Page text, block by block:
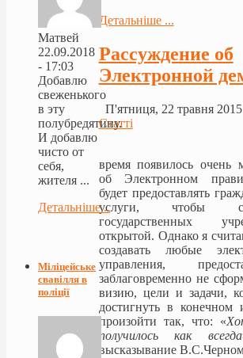
Детальніше ...
Рассуждение об
Электронной
П'ятниця, 22 травня
Статті
время появилось очень
об Электронном
будет предоставлять
услуги, чтобы
государственных
открытой. Однако я
создавать любые
управления,
заблаговременно не
визию, цели и задачи,
достигнуть в конечном
произойти так, что: «
получилось как всегда
высказывание
Матвей
22.09.2018
- 17:03
Добавлю
свеженького
в эту
полубредятину.
И добавлю
чисто от
себя,
жителя ...
Детальніше...
Міліцейське
свавілля в
поліції